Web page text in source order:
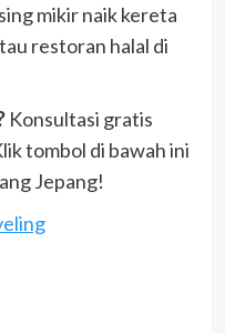
mikir naik kereta
restoran halal di
Konsultasi gratis
tombol di bawah ini
Jepang!